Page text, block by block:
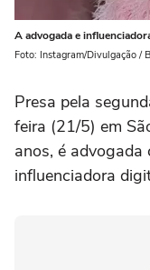
A advogada e
Foto: Instagram/Divulgação /
Presa pela
feira (21/5) em
anos, é advogada
influenciadora